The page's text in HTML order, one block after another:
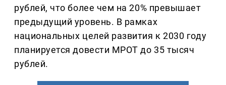
рублей, что более чем на 20% превышает
предыдущий уровень. В рамках
национальных целей развития к 2030 году
планируется довести МРОТ до 35 тысяч
рублей.